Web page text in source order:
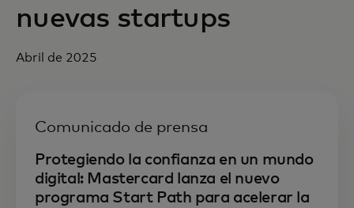
nuevas startups
Abril de 2025
Comunicado de prensa
Protegiendo la confianza en un mundo
digital: Mastercard lanza el nuevo
programa Start Path para acelerar la